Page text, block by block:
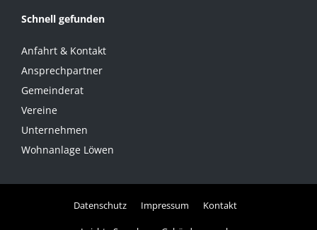
Schnell gefunden
Anfahrt & Kontakt
Ansprechpartner
Gemeinderat
Vereine
Unternehmen
Wohnanlage Löwen
Datenschutz Impressum Kontakt